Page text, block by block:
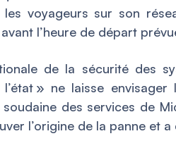
voyageurs sur son
l’heure de départ
de la sécurité des
» ne laisse envisager
des services de
l’origine de la panne et